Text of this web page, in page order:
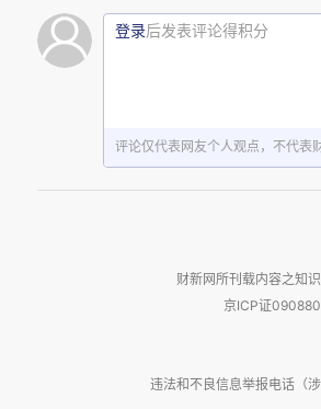
性循环”，却无意中加速了如此循
熬过异地，也没有一生
年轻演员的台词功底不如
去，给他一个大惊喜”，还有“
新而戏虐的对白，充斥在预告
之笔，还应该是：熬过异地，
登录后发表评论得积分
评论仅代表网友个人观点，不代表
财新网所刊载内容之知
京ICP证
违法和不良信息举报电话（